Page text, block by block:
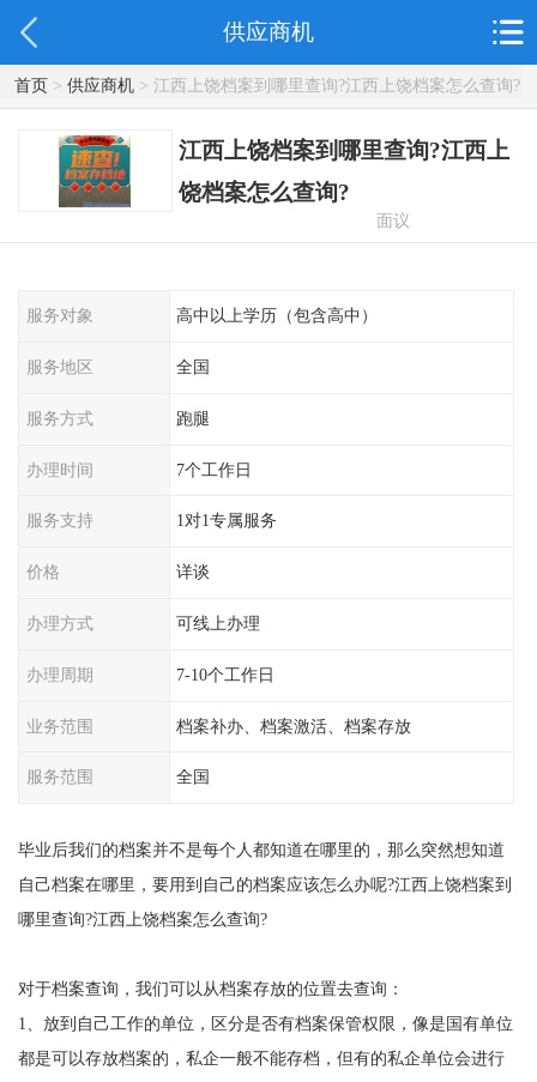
供应商机
首页> 供应商机> 江西上饶档案到哪里查询?江西上饶档案怎么查询?
江西上饶档案到哪里查询?江西上
饶档案怎么查询?
面议
服务对象 高中以上学历（包含高中）
服务地区 全国
服务方式 跑腿
办理时间 7个工作日
服务支持 1对1专属服务
价格 详谈
办理方式 可线上办理
办理周期 7-10个工作日
业务范围 档案补办、档案激活、档案存放
服务范围 全国
毕业后我们的档案并不是每个人都知道在哪里的，那么突然想知道
自己档案在哪里，要用到自己的档案应该怎么办呢?江西上饶档案到
哪里查询?江西上饶档案怎么查询?
对于档案查询，我们可以从档案存放的位置去查询：
1、放到自己工作的单位，区分是否有档案保管权限，像是国有单位
都是可以存放档案的，私企一般不能存档，但有的私企单位会进行